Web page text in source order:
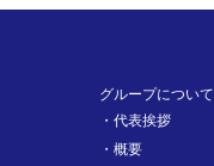
グループについて
代表挨拶
概要